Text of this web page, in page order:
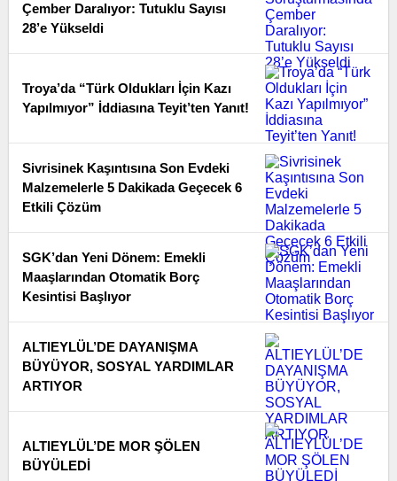
Çember Daralıyor: Tutuklu Sayısı
28’e Yükseldi
Troya’da “Türk Oldukları İçin Kazı
Yapılmıyor” İddiasına Teyit’ten Yanıt!
Sivrisinek Kaşıntısına Son Evdeki
Malzemelerle 5 Dakikada Geçecek 6
Etkili Çözüm
SGK’dan Yeni Dönem: Emekli
Maaşlarından Otomatik Borç
Kesintisi Başlıyor
ALTIEYLÜL’DE DAYANIŞMA
BÜYÜYOR, SOSYAL YARDIMLAR
ARTIYOR
ALTIEYLÜL’DE MOR ŞÖLEN
BÜYÜLEDİ